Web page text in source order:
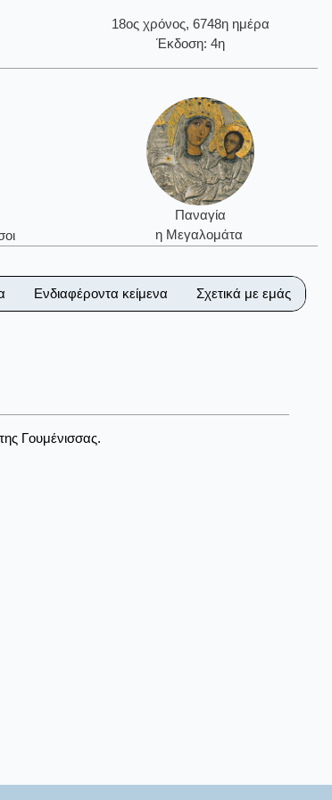
18ος χρόνος, 6748η ημέρα
Έκδοση: 4η
Παναγία
η Μεγαλομάτα
Ενδιαφέροντα κείμενα Σχετικά με εμάς
Γουμένισσας.